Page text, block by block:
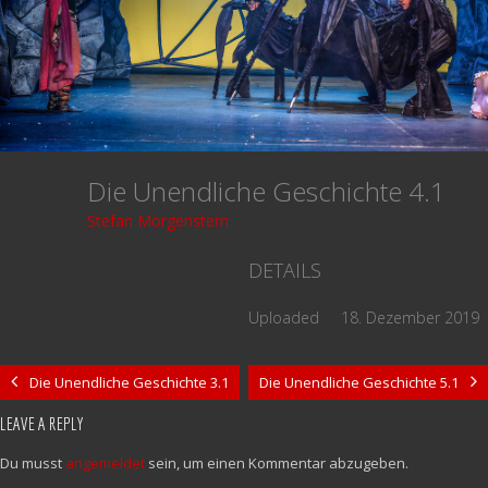
Die Unendliche Geschichte 4.1
Stefan Morgenstern
DETAILS
Uploaded 18. Dezember 2019
Die Unendliche Geschichte 3.1 Die Unendliche Geschichte 5.1
LEAVE A REPLY
Du musst angemeldet sein, um einen Kommentar abzugeben.